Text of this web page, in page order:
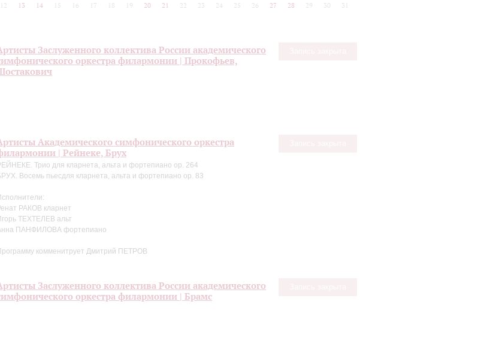
12 13 14 15 16 17 18 19 20 21 22 23 24 25 26 27 28 29 30 31
Заслуженного коллектива России академического
оркестра филармонии | Прокофьев,
Академического симфонического оркестра
| Рейнеке, Брух
Трио для кларнета, альта и фортепиано op. 264
Восемь пьесдля кларнета, альта и фортепиано op. 83
РАКОВ кларнет
ТЕХТЕЛЕВ альт
ПАНФИЛОВА фортепиано
комменитрует Дмитрий ПЕТРОВ
Заслуженного коллектива России академического
оркестра филармонии | Брамс